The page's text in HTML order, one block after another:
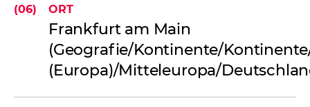
(06) ORT
Frankfurt am Main
(Geografie/Kontinente/
(Europa)/Mitteleuropa/